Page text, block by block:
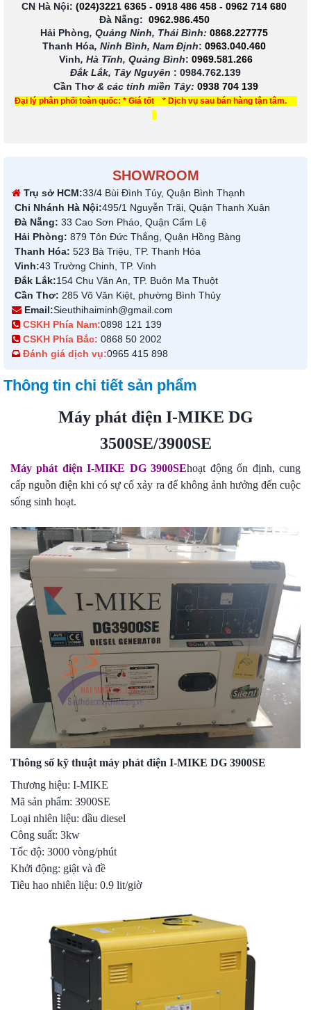
CN Hà Nội: (024)3221 6365 - 0918 486 458 - 0962 714 680
Đà Nẵng: 0962.986.450
Hải Phòng, Quảng Ninh, Thái Bình: 0868.227775
Thanh Hóa, Ninh Bình, Nam Định: 0963.040.460
Vinh, Hà Tĩnh, Quảng Bình: 0969.581.266
Đắk Lắk, Tây Nguyên : 0984.762.139
Cần Thơ & các tỉnh miền Tây: 0938 704 139
Đại lý phân phối toàn quốc: * Giá tốt * Dịch vụ sau bán hàng tận tâm.
SHOWROOM
Trụ sở HCM:33/4 Bùi Đình Túy, Quận Bình Thạnh
Chi Nhánh Hà Nội:495/1 Nguyễn Trãi, Quận Thanh Xuân
Đà Nẵng: 33 Cao Sơn Pháo, Quận Cẩm Lệ
Hải Phòng: 879 Tôn Đức Thắng, Quận Hồng Bàng
Thanh Hóa: 523 Bà Triệu, TP. Thanh Hóa
Vinh:43 Trường Chinh, TP. Vinh
Đắk Lắk:154 Chu Văn An, TP. Buôn Ma Thuột
Cần Thơ: 285 Võ Văn Kiệt, phường Bình Thủy
Email:Sieuthihaiminh@gmail.com
CSKH Phía Nam:0898 121 139
CSKH Phía Bắc: 0868 50 2002
Đánh giá dịch vụ:0965 415 898
Thông tin chi tiết sản phẩm
Máy phát điện I-MIKE DG
3500SE/3900SE
Máy phát điện I-MIKE DG 3900SEhoạt động ổn định, cung
cấp nguồn điện khi có sự cố xảy ra để không ảnh hưởng đến cuộc
sống sinh hoạt.
Thông số kỹ thuật máy phát điện I-MIKE DG 3900SE
Thương hiệu: I-MIKE
Mã sản phẩm: 3900SE
Loại nhiên liệu: dầu diesel
Công suất: 3kw
Tốc độ: 3000 vòng/phút
Khởi động: giật và đề
Tiêu hao nhiên liệu: 0.9 lit/giờ